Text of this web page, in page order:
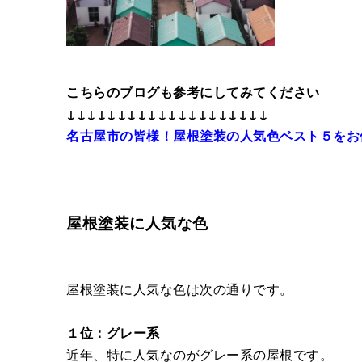
こちらのブログも参考にしてみてください
↓↓↓↓↓↓↓↓↓↓↓↓↓↓↓↓↓↓↓↓
名古屋市の皆様！屋根塗装の人気色ベスト５を
屋根塗装に人気な色
屋根塗装に人気な色は次の通りです。
１位：グレー系
近年、特に人気なのがグレー系の屋根です。